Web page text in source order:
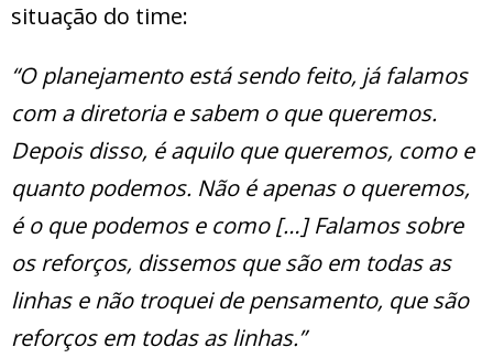
situação do time:
“O planejamento está sendo feito, já falamos
com a diretoria e sabem o que queremos.
Depois disso, é aquilo que queremos, como e
quanto podemos. Não é apenas o queremos,
é o que podemos e como […] Falamos sobre
os reforços, dissemos que são em todas as
linhas e não troquei de pensamento, que são
reforços em todas as linhas.”